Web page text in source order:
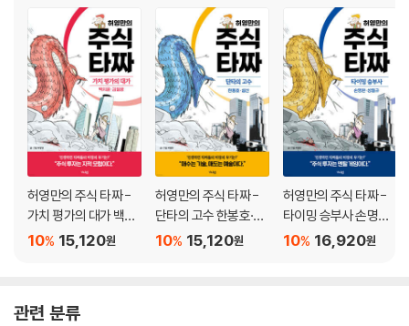
철광. 그들이 수많은 실패와 좌절을 딛고 성공해 주식 타짜로 돌아오기까
지의 가치 투자의 실전경험과 전략을 생생하게 담아낸 만화다.
백지윤은 재무제표, 분기 보고서, 기업 공시, 오너 마인드까지 분석해 시장
에 방치된 종목에서 기회를 찾아내는 투자자다. 숫자에만 기대지 않고, 시
장 흐름과 심리까지 읽는 입체적 분석 능력으로 하락장에서도 4년 만에 1
0배 수익률을 기록했다.
김철광은 직장인으로 고배당 저성장주에 대한 장기 투자와 철저한 기업 분
석을 기반으로 하여, 매년 월급보다 많은 안정적인 배당 수익을 추구한다.
이러한 접근 방식은 특히 직장인 투자자들에게 현실적인 투자 모델을 제공
한다.
허영만의 주식 타짜 -
가치 평가의 대가 백지
윤·김철광15,120원
10%
허영만의 주식 타짜 -
단타의 고수 한봉호·설
산
15,120원
10%
허영만의 주식 타짜 -
타이밍 승부사 손명완·
성필규16,920원
10%
관련 분류